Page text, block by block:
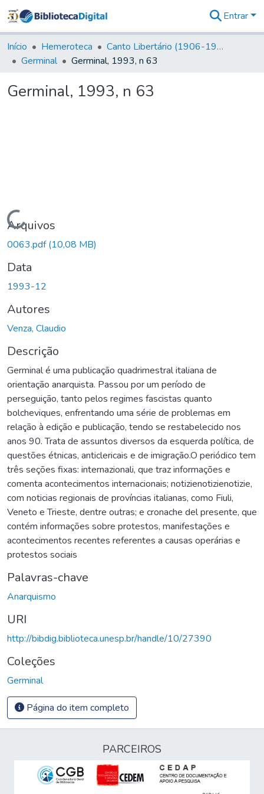
&
Coleções
Tudo na
Digital
Entrar
Início Hemeroteca
Canto Libertário (1906-1995)
Germinal
Germinal, 1993, n 63
Germinal, 1993, n 63
Carregando...
Arquivos
0063.pdf(10,08 MB)
Data
1993-12
Autores
Venza, Claudio
Descrição
Germinal é uma publicação quadrimestral italiana de
orientação anarquista. Passou por um período de
perseguição, tanto pelos regimes fascistas quanto
bolcheviques, enfrentando uma série de problemas em
relação à edição e publicação, tendo se restabelecido nos
anos 90. Trata de assuntos diversos da esquerda política, de
questões étnicas, anticlericais e de imigração.O periódico tem
três seções fixas: internazionali, que traz informações e
comenta acontecimentos internacionais; notizienotizienotizie,
com noticias regionais de províncias italianas, como Fiuli,
Veneto e Trieste, dentre outras; e cronache del presente, que
contém informações sobre protestos, manifestações e
acontecimentos recentes referentes a causas operárias e
protestos sociais
Palavras-chave
Anarquismo
URI
http://bibdig.biblioteca.unesp.br/handle/10/27390
Coleções
Germinal
Página do item completo
PARCEIROS